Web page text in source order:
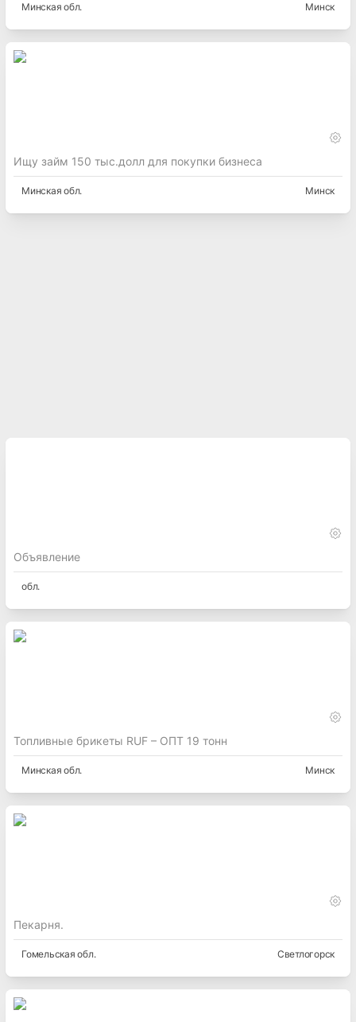
Минская обл. Минск
Ищу займ 150 тыс.долл для покупки бизнеса
Минская обл. Минск
Объявление
обл.
Топливные брикеты RUF – ОПТ 19 тонн
Минская обл. Минск
Пекарня.
Гомельская обл. Светлогорск